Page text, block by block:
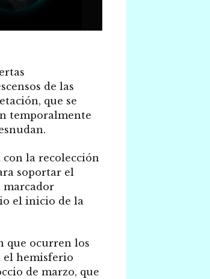
de las
que se
temporalmente
con la recolección
soportar el
marcador
el inicio de la
que ocurren los
el hemisferio
de marzo, que